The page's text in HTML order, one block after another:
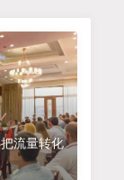
正式启动！
，打造电商标准化运营体系
机会成大卖的赛道
门槛，一天200+【揭秘】
流量转化